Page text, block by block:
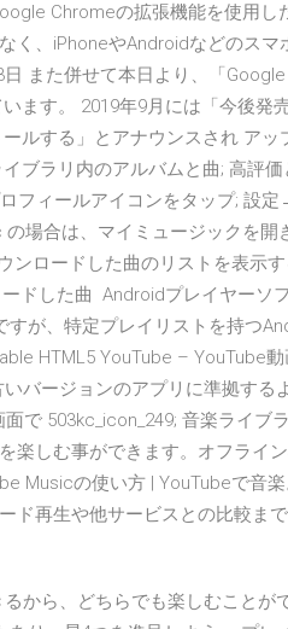
Chromeの拡張機能を使用し
く、iPhoneやAndroidなどのスマ
また併せて本日より、「
ます。 2019年9月には「今後発
ルする」とアナウンスされ アッ
ブラリ内のアルバムと曲; 高評価
フィールアイコンをタップ; 設
場合は、マイミュージックを開
ンロードした曲のリストを表示
ドした曲 Androidプレイヤーソ
が、特定プレイリストを持つ
HTML5 YouTube – YouTube動
バージョンのアプリに準拠する
で 503kc_icon_249; 音楽ライブ
楽しむ事ができます。オフライン
Musicの使い方 | YouTubeで音楽
ド再生や他サービスとの比較ま
から、どちらでも楽しむことが